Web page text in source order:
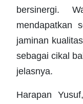
bersinergi.
mendapatkan
jaminan
sebagai cikal
jelasnya.
Harapan